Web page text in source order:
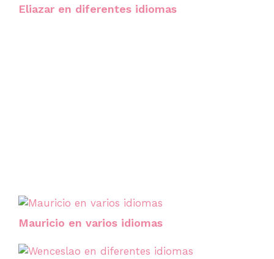
Eliazar en diferentes idiomas
Mauricio en varios idiomas